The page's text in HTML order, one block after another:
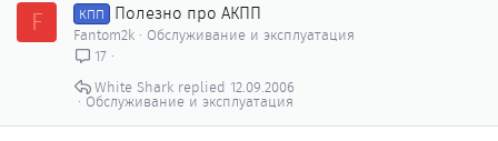
F КПП Полезно про АКПП
Fantom2k
Обслуживание и эксплуатация
17
Обслуживание и эксплуатация
12.09.2006
White Shark